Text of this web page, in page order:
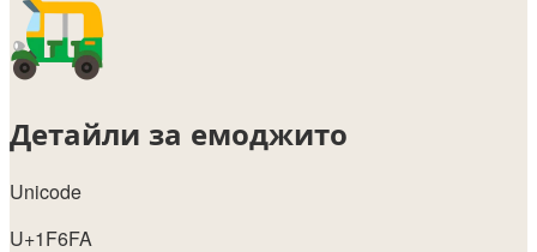
Детайли за емоджито
Unicode
U+1F6FA